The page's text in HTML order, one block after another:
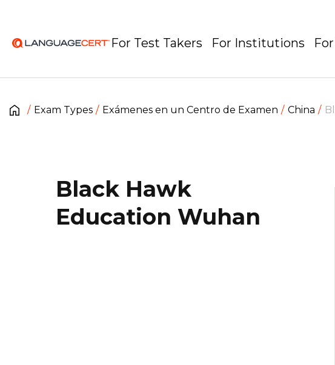
For Test Takers For Institutions
Exam Types Exámenes en un Centro de Examen China
Black Hawk
Education Wuhan